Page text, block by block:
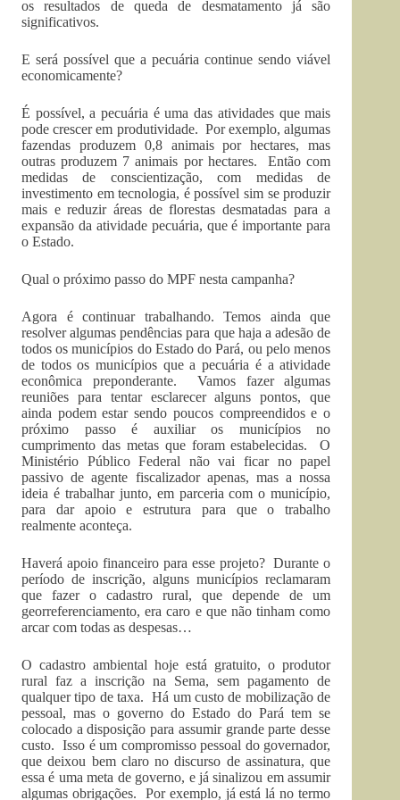
os resultados de queda de desmatamento já são
significativos.
E será possível que a pecuária continue sendo viável
economicamente?
É possível, a pecuária é uma das atividades que mais
pode crescer em produtividade. Por exemplo, algumas
fazendas produzem 0,8 animais por hectares, mas
outras produzem 7 animais por hectares. Então com
medidas de conscientização, com medidas de
investimento em tecnologia, é possível sim se produzir
mais e reduzir áreas de florestas desmatadas para a
expansão da atividade pecuária, que é importante para
o Estado.
Qual o próximo passo do MPF nesta campanha?
Agora é continuar trabalhando. Temos ainda que
resolver algumas pendências para que haja a adesão de
todos os municípios do Estado do Pará, ou pelo menos
de todos os municípios que a pecuária é a atividade
econômica preponderante. Vamos fazer algumas
reuniões para tentar esclarecer alguns pontos, que
ainda podem estar sendo poucos compreendidos e o
próximo passo é auxiliar os municípios no
cumprimento das metas que foram estabelecidas. O
Ministério Público Federal não vai ficar no papel
passivo de agente fiscalizador apenas, mas a nossa
ideia é trabalhar junto, em parceria com o município,
para dar apoio e estrutura para que o trabalho
realmente aconteça.
Haverá apoio financeiro para esse projeto? Durante o
período de inscrição, alguns municípios reclamaram
que fazer o cadastro rural, que depende de um
georreferenciamento, era caro e que não tinham como
arcar com todas as despesas…
O cadastro ambiental hoje está gratuito, o produtor
rural faz a inscrição na Sema, sem pagamento de
qualquer tipo de taxa. Há um custo de mobilização de
pessoal, mas o governo do Estado do Pará tem se
colocado a disposição para assumir grande parte desse
custo. Isso é um compromisso pessoal do governador,
que deixou bem claro no discurso de assinatura, que
essa é uma meta de governo, e já sinalizou em assumir
algumas obrigações. Por exemplo, já está lá no termo